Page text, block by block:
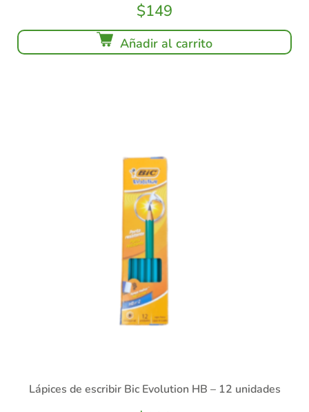
$149
Añadir al carrito
Lápices de escribir Bic Evolution HB – 12 unidades